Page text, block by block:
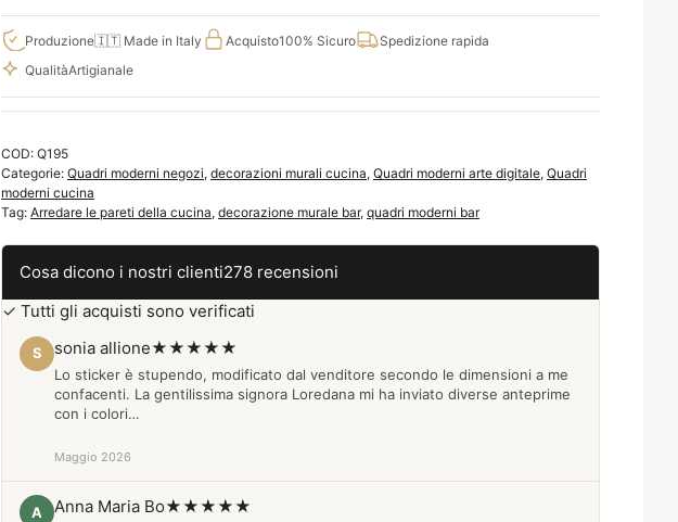
moderni
birra
bar
da
Q195
quantità
Produzione🇮🇹 Made in Italy Acquisto100% Sicuro
Spedizione rapida
QualitàArtigianale
COD: Q195
Categorie: Quadri moderni negozi, decorazioni murali cucina, Quadri moderni arte digitale, Quadri
moderni cucina
Tag: Arredare le pareti della cucina, decorazione murale bar, quadri moderni bar
Cosa dicono i nostri clienti278 recensioni
✓ Tutti gli acquisti sono verificati
S sonia allione★★★★★
Lo sticker è stupendo, modificato dal venditore secondo le dimensioni a me
confacenti. La gentilissima signora Loredana mi ha inviato diverse anteprime
con i colori…
Maggio 2026
A Anna Maria Bo★★★★★